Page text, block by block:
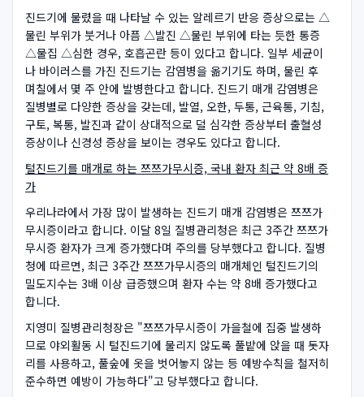
진드기에 물렸을 때 나타날 수 있는 알레르기 반응 증상으로는 △
물린 부위가 붓거나 아픔 △발진 △물린 부위에 타는 듯한 통증
△물집 △심한 경우, 호흡곤란 등이 있다고 합니다. 일부 세균이
나 바이러스를 가진 진드기는 감염병을 옮기기도 하며, 물린 후
며칠에서 몇 주 안에 발병한다고 합니다. 진드기 매개 감염병은
질병별로 다양한 증상을 갖는데, 발열, 오한, 두통, 근육통, 기침,
구토, 복통, 발진과 같이 상대적으로 덜 심각한 증상부터 출혈성
증상이나 신경성 증상을 보이는 경우도 있다고 합니다.
털진드기를 매개로 하는 쯔쯔가무시증, 국내 환자 최근 약 8배 증
가
우리나라에서 가장 많이 발생하는 진드기 매개 감염병은 쯔쯔가
무시증이라고 합니다. 이달 8일 질병관리청은 최근 3주간 쯔쯔가
무시증 환자가 크게 증가했다며 주의를 당부했다고 합니다. 질병
청에 따르면, 최근 3주간 쯔쯔가무시증의 매개체인 털진드기의
밀도지수는 3배 이상 급증했으며 환자 수는 약 8배 증가했다고
합니다.
지영미 질병관리청장은 "쯔쯔가무시증이 가을철에 집중 발생하
므로 야외활동 시 털진드기에 물리지 않도록 풀밭에 앉을 때 돗자
리를 사용하고, 풀숲에 옷을 벗어놓지 않는 등 예방수칙을 철저히
준수하면 예방이 가능하다"고 당부했다고 합니다.